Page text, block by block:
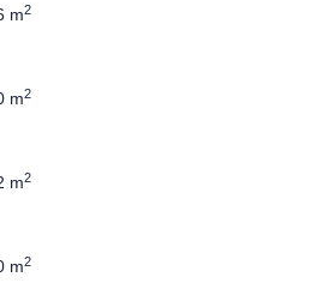
m2
m2
m2
m2